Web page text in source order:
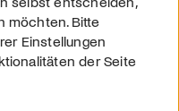
möchten. Bitte
Einstellungen
der Seite